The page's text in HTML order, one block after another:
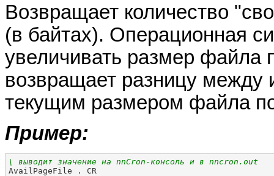
Возвращает количество
(в байтах). Операционная
увеличивать размер файла
возвращает разницу между
текущим размером файла
Пример:
\ выводит значение на nnCron-консоль и в nncron.out
AvailPageFile . CR